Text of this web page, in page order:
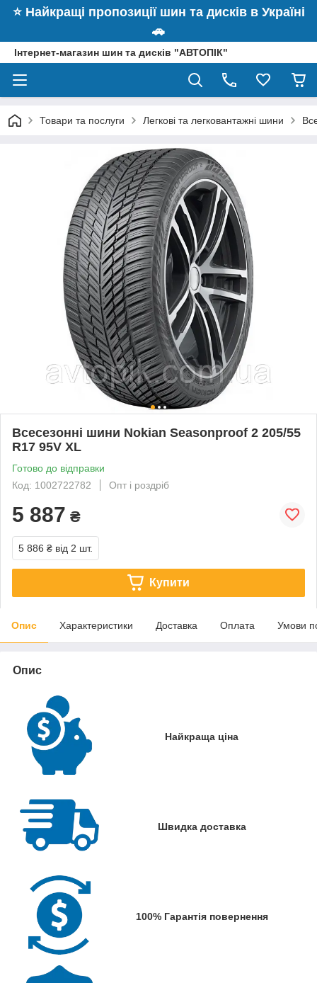
⭐️ Найкращі пропозиції шин та дисків в Україні
🚗
Інтернет-магазин шин та дисків "АВТОПІК"
Товари та послуги Легкові та легковантажні шини
Всесезонні шини Nokian Seasonproof 2 205/55
R17 95V XL
Готово до відправки
Код: 1002722782
Опт і роздріб
5 887 ₴
5 886 ₴ від 2 шт.
Купити
Опис Характеристики Доставка Оплата Умови
Опис
Найкраща ціна
Швидка доставка
100% Гарантія повернення